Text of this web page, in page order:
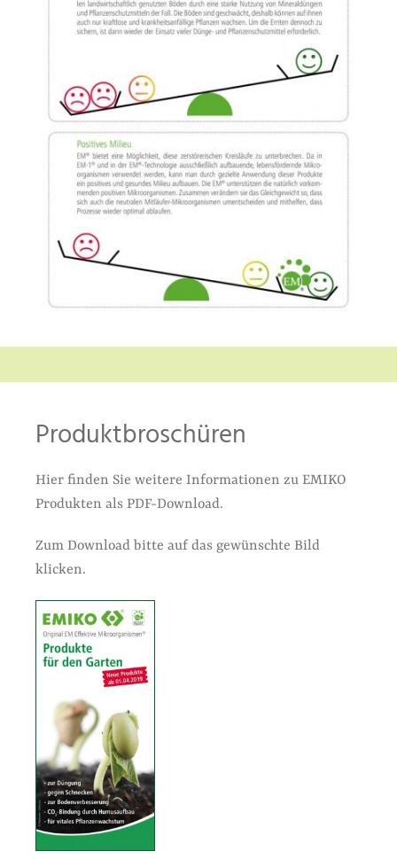
Produktbroschüren
Hier finden Sie weitere Informationen zu EMIKO
Produkten als PDF-Download.
Zum Download bitte auf das gewünschte Bild
klicken.